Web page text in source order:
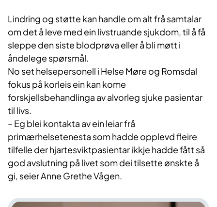
Lindring og støtte kan handle om alt frå samtalar
om det å leve med ein livstruande sjukdom, til å få
sleppe den siste blodprøva eller å bli møtt i
åndelege spørsmål.
No set helsepersonell i Helse Møre og Romsdal
fokus på korleis ein kan kome
forskjellsbehandlinga av alvorleg sjuke pasientar
til livs.
– Eg blei kontakta av ein leiar frå
primærhelsetenesta som hadde opplevd fleire
tilfelle der hjartesviktpasientar ikkje hadde fått så
god avslutning på livet som dei tilsette ønskte å
gi, seier Anne Grethe Vågen.